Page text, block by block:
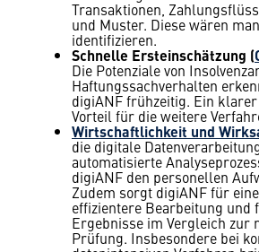
Transaktionen,
und Muster. Diese wären
identifizieren.
Schnelle Ersteinschätzung (
Die Potenziale von
Haftungssachverhalten
digiANF frühzeitig. Ein
Vorteil für die weitere
Wirtschaftlichkeit und
die digitale
automatisierte
digiANF den personellen
Zudem sorgt digiANF für
effizientere Bearbeitung und
Ergebnisse im Vergleich zur
Prüfung. Insbesondere bei